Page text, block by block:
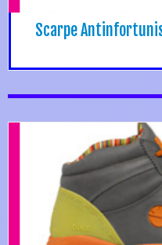
Scarpe